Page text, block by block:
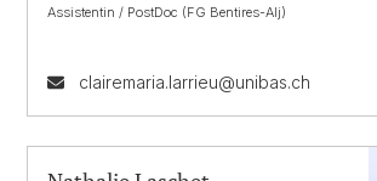
Assistentin / PostDoc (FG Bentires-Alj)
clairemaria.larrieu@unibas.ch